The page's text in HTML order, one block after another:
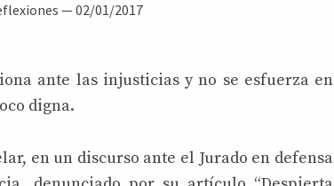
—02/01/2017
ante las injusticias y no se esfuerza en
digna.
en un discurso ante el Jurado en defensa